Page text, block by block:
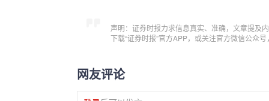
声明：证券时报力求信息真实、准确，文章提及
下载“证券时报”官方APP，或关注官方微信公众
网友评论